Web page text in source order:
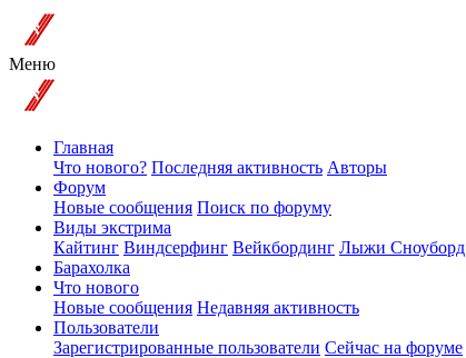
Меню
Главная
Что нового? Последняя активность Авторы
Форум
Новые сообщения Поиск по форуму
Виды экстрима
Кайтинг Виндсерфинг Вейкбординг Лыжи Сноуборд
Барахолка
Что нового
Новые сообщения Недавняя активность
Пользователи
Зарегистрированные пользователи Сейчас на форуме